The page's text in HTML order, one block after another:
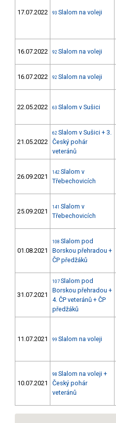
17.07.2022 93 Slalom na voleji
16.07.2022 92 Slalom na voleji
16.07.2022 92 Slalom na voleji
22.05.2022 63 Slalom v Sušici
21.05.2022
62 Slalom v Sušici + 3.
Český pohár
veteránů
26.09.2021
142 Slalom v
Třebechovicích
25.09.2021
141 Slalom v
Třebechovicích
01.08.2021
108 Slalom pod
Borskou přehradou +
ČP předžáků
31.07.2021
107 Slalom pod
Borskou přehradou +
4. ČP veteránů + ČP
předžáků
11.07.2021 99 Slalom na voleji
10.07.2021
98 Slalom na voleji +
Český pohár
veteránů